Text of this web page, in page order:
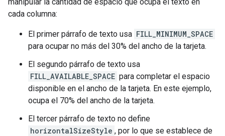
cada columna:
El primer párrafo de texto usa FILL_MINIMUM_SPACE
para ocupar no más del 30% del ancho de la tarjeta.
El segundo párrafo de texto usa
FILL_AVAILABLE_SPACE para completar el espacio
disponible en el ancho de la tarjeta. En este ejemplo,
ocupa el 70% del ancho de la tarjeta.
El tercer párrafo de texto no define
horizontalSizeStyle , por lo que se establece de